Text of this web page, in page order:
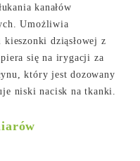
kanałów
Umożliwia
kieszonki dziąsłowej z
się na irygacji za
który jest dozowany
niski nacisk na tkanki.